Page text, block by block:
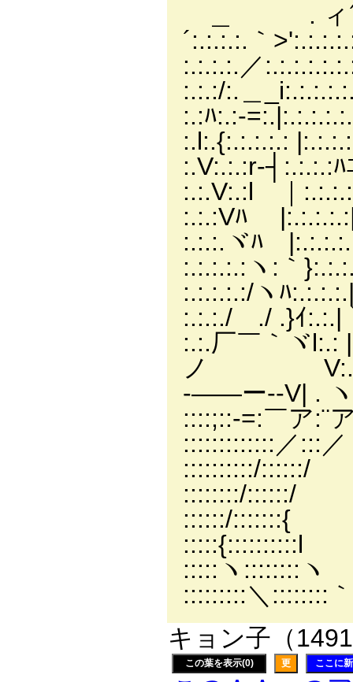
＿ . ィ
´:.:.:.:.｀
:.:.:.:.／
:.:.:/:.＿
:.:ﾊ:.:-
:.l:.{:.:.:.:.:
:.V:.:.:r-┤:.:.:.:
:.:.V:.:l ｜
:.:.:Vﾊ
:.:.:.ヾﾊ
:.:.:.:.:ヽ:｀
:.:.:.:.:/ヽﾊ
:.:.:./ ./ .}ｲ
:.:.厂￣｀
ノ
-――ー--V| .
::::;::-=:￣ア
:::::::::::::
::::::::::/
::::::::/
::::::/
:::::ヽ::::::::
:::::::::＼
キョン子（
この葉を表示(0) 更 ここに